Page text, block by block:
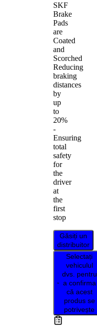
SKF
Brake
Pads
are
Coated
and
Scorched
Reducing
braking
distances
by
up
to
20%
-
Ensuring
total
safety
for
the
driver
at
the
first
stop
Găsiți un
distribuitor
Selectați
vehiculul
dvs. pentru
a confirma
că acest
produs se
potrivește